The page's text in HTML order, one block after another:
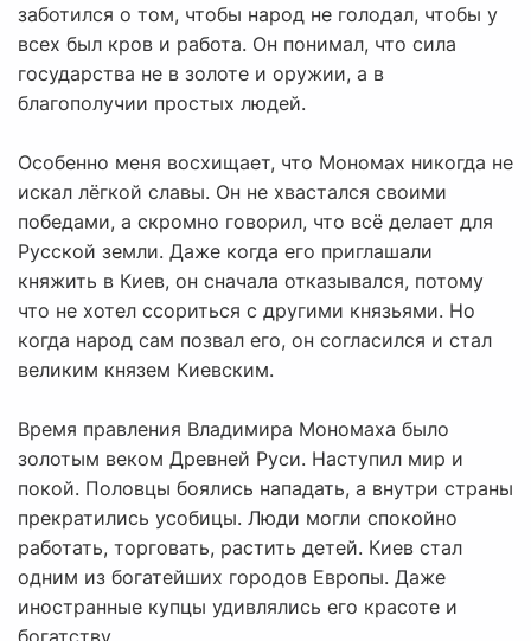
заботился о том, чтобы народ не голодал, чтобы у
всех был кров и работа. Он понимал, что сила
государства не в золоте и оружии, а в
благополучии простых людей.
Особенно меня восхищает, что Мономах никогда не
искал лёгкой славы. Он не хвастался своими
победами, а скромно говорил, что всё делает для
Русской земли. Даже когда его приглашали
княжить в Киев, он сначала отказывался, потому
что не хотел ссориться с другими князьями. Но
когда народ сам позвал его, он согласился и стал
великим князем Киевским.
Время правления Владимира Мономаха было
золотым веком Древней Руси. Наступил мир и
покой. Половцы боялись нападать, а внутри страны
прекратились усобицы. Люди могли спокойно
работать, торговать, растить детей. Киев стал
одним из богатейших городов Европы. Даже
иностранные купцы удивлялись его красоте и